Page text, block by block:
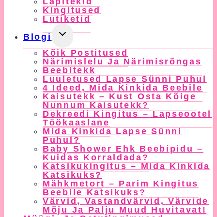
Kingitused
Lutiketid
Blogi
Toggle
Child
Menu
Kõik Postitused
Närimislelu Ja Närimisrõngas
Beebitekk
Luuletused Lapse Sünni Puhul
4 Ideed, Mida Kinkida Beebile
Kaisutekk – Kust Osta Kõige
Nunnum Kaisutekk?
Dekreedi Kingitus – Lapseootel
Töökaaslane
Mida Kinkida Lapse Sünni
Puhul?
Baby Shower Ehk Beebipidu –
Kuidas Korraldada?
Katsikukingitus – Mida Kinkida
Katsikuks?
Mähkmetort – Parim Kingitus
Beebile Katsikuks?
Värvid, Vastandvärvid, Värvide
Mõju Ja Palju Muud Huvitavat!